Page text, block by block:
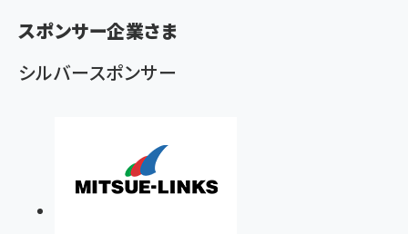
ず
スポンサー企業さま
シルバースポンサー